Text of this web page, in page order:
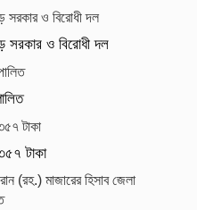
সরকার ও বিরোধী দল
টাকা